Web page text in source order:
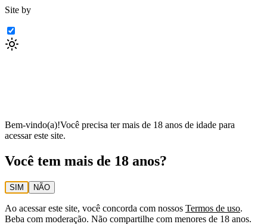
Site by
Bem-vindo(a)!Você precisa ter mais de 18 anos de idade para
acessar este site.
Você tem mais de 18 anos?
SIM NÃO
Ao acessar este site, você concorda com nossos Termos de uso.
Beba com moderação. Não compartilhe com menores de 18 anos.